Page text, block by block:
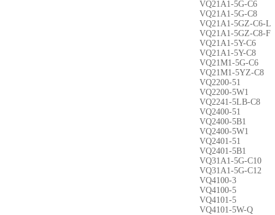
VQ21A1-5G-C6
VQ21A1-5G-C8
VQ21A1-5GZ-C6-L
VQ21A1-5GZ-C8-F
VQ21A1-5Y-C6
VQ21A1-5Y-C8
VQ21M1-5G-C6
VQ21M1-5YZ-C8
VQ2200-51
VQ2200-5W1
VQ2241-5LB-C8
VQ2400-51
VQ2400-5B1
VQ2400-5W1
VQ2401-51
VQ2401-5B1
VQ31A1-5G-C10
VQ31A1-5G-C12
VQ4100-3
VQ4100-5
VQ4101-5
VQ4101-5W-Q